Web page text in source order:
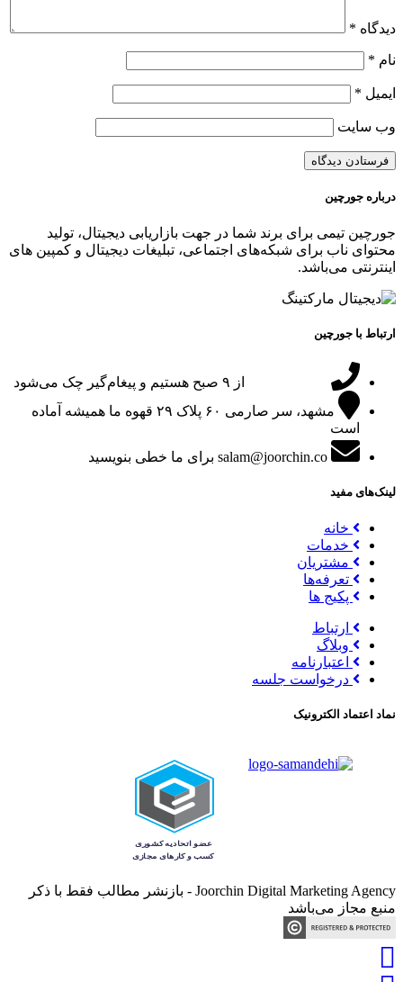
دیدگاه *
نام *
ایمیل *
وب‌ سایت
درباره جورچین
جورچین تیمی برای برند شما در جهت بازاریابی دیجیتال، تولید
محتوای ناب برای شبکه‌های اجتماعی، تبلیغات دیجیتال و کمپین های
اینترنتی می‌باشد.
ارتباط با جورچین
از ۹ صبح هستیم و پیغام‌گیر چک می‌شود
مشهد، سر صارمی ۶۰ پلاک ۲۹
قهوه ما همیشه آماده
است
salam@joorchin.co برای ما خطی بنویسید
لینک‌های مفید
خانه
خدمات
مشتریان
تعرفه‌ها
پکیج ها
ارتباط
وبلاگ
اعتبارنامه
درخواست جلسه
نماد اعتماد الکترونیک
Joorchin Digital Marketing Agency - بازنشر مطالب فقط با ذکر
منبع مجاز می‌باشد